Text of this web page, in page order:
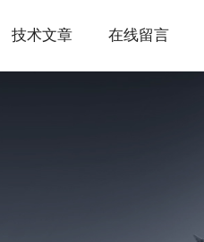
技术文章 在线留言